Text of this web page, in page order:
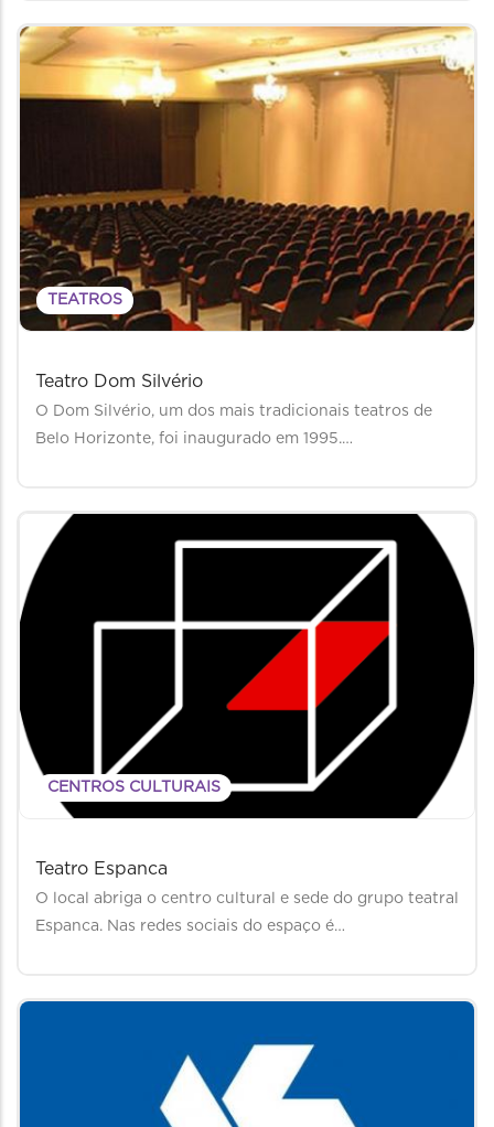
TEATROS
Teatro Dom Silvério
O Dom Silvério, um dos mais tradicionais teatros de
Belo Horizonte, foi inaugurado em 1995.…
CENTROS CULTURAIS
Teatro Espanca
O local abriga o centro cultural e sede do grupo teatral
Espanca. Nas redes sociais do espaço é…